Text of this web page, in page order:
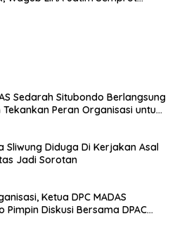
Sedarah Situbondo Berlangsung
Peran Organisasi untuk
Sliwung Diduga Di Kerjakan Asal
Jadi Sorotan
Ketua DPC MADAS
Diskusi Bersama DPAC